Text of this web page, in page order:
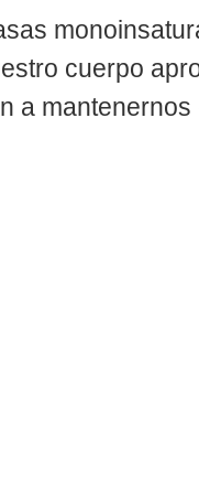
cuerpo
a